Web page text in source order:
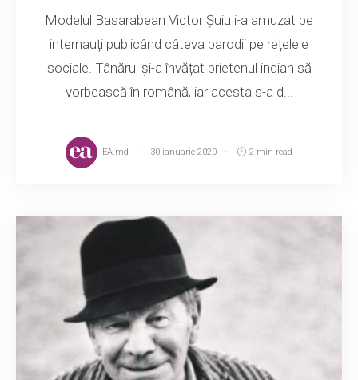
Modelul Basarabean Victor Șuiu i-a amuzat pe
internauți publicând câteva parodii pe rețelele
sociale. Tânărul și-a învățat prietenul indian să
vorbească în română, iar acesta s-a d...
EA.md 30 ianuarie 2020 2 min read